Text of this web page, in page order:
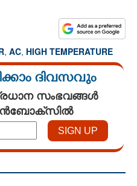
, AC, HIGH TEMPERATURE
ദിവസവും
സംഭവങ്ങൾ